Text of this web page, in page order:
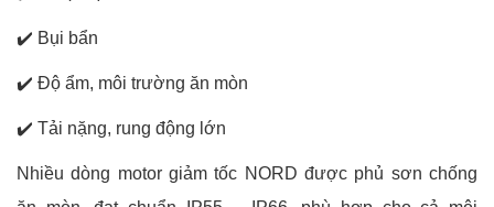
✔️ Bụi bẩn
✔️ Độ ẩm, môi trường ăn mòn
✔️ Tải nặng, rung động lớn
Nhiều dòng motor giảm tốc NORD được phủ sơn chống